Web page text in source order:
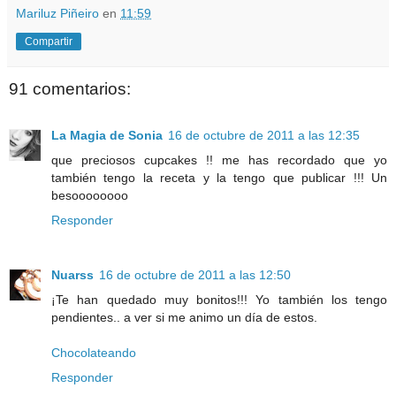
Mariluz Piñeiro en 11:59
Compartir
91 comentarios:
La Magia de Sonia 16 de octubre de 2011 a las 12:35
que preciosos cupcakes !! me has recordado que yo
también tengo la receta y la tengo que publicar !!! Un
besoooooooo
Responder
Nuarss 16 de octubre de 2011 a las 12:50
¡Te han quedado muy bonitos!!! Yo también los tengo
pendientes.. a ver si me animo un día de estos.
Chocolateando
Responder